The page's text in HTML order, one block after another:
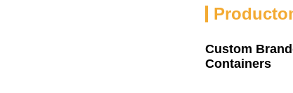
Custom
Containers